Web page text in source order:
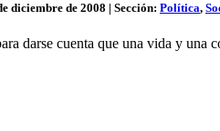
diciembre de 2008 | Sección: Política,
darse cuenta que una vida y